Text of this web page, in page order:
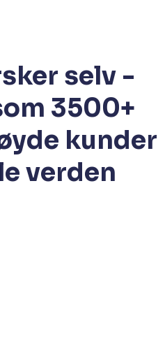
selv -
3500+
kunder
verden